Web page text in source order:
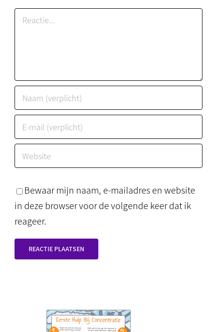
Reactie
Bewaar mijn naam, e-mailadres en website
in deze browser voor de volgende keer dat ik
reageer.